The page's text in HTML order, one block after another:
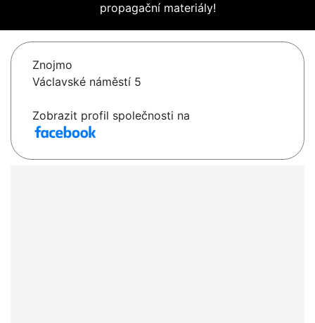
propagační materiály!
Znojmo
Václavské náměstí 5
Zobrazit profil společnosti na